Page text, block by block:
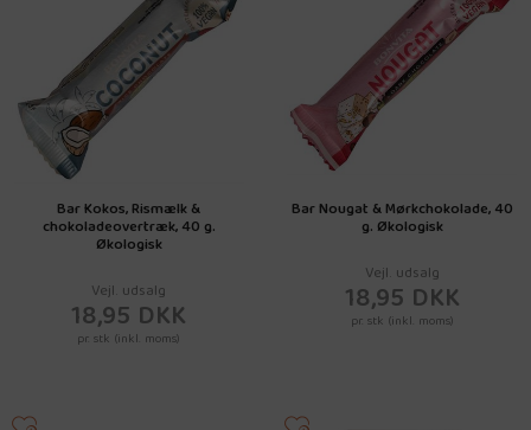
Bar Kokos, Rismælk &
chokoladeovertræk, 40 g.
Økologisk
Vejl. udsalg
18,95 DKK
pr. stk (inkl. moms)
Bar Nougat & Mørkchokolade, 40
g. Økologisk
Vejl. udsalg
18,95 DKK
pr. stk (inkl. moms)